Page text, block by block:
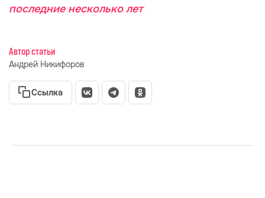
последние несколько лет
Автор статьи
Андрей Никифоров
Ссылка